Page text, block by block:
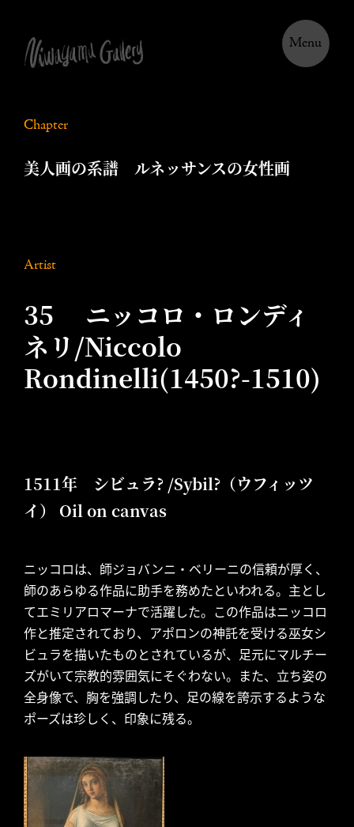
Menu
Chapter
美人画の系譜 ルネッサンスの女性画
Artist
35 ニッコロ・ロンディ
ネリ/Niccolo
Rondinelli(1450?-1510)
1511年 シビュラ? /Sybil?（ウフィッツ
イ） Oil on canvas
ニッコロは、師ジョバンニ・ベリーニの信頼が厚く、
師のあらゆる作品に助手を務めたといわれる。主とし
てエミリアロマーナで活躍した。この作品はニッコロ
作と推定されており、アポロンの神託を受ける巫女シ
ビュラを描いたものとされているが、足元にマルチー
ズがいて宗教的雰囲気にそぐわない。また、立ち姿の
全身像で、胸を強調したり、足の線を誇示するような
ポーズは珍しく、印象に残る。